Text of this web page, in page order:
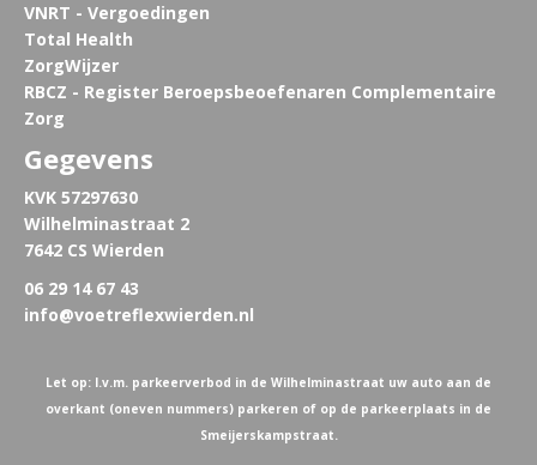
VNRT - Vergoedingen
Total Health
ZorgWijzer
RBCZ - Register Beroepsbeoefenaren Complementaire
Zorg
Gegevens
KVK 57297630
Wilhelminastraat 2
7642 CS Wierden
06 29 14 67 43
info@voetreflexwierden.nl
Let op: I.v.m. parkeerverbod in de Wilhelminastraat uw auto aan de
overkant (oneven nummers) parkeren of op de parkeerplaats in de
Smeijerskampstraat.